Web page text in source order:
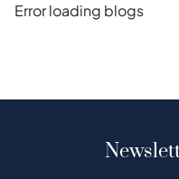
Error loading blogs